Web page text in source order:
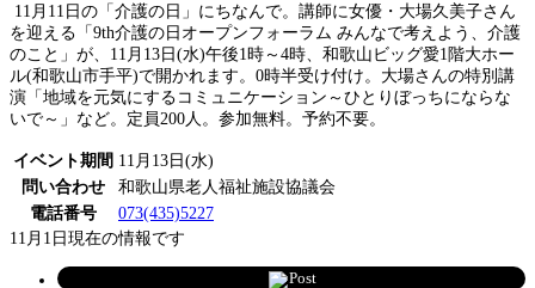
11月11日の「介護の日」にちなんで。講師に女優・大場久美子さん
を迎える「9th介護の日オープンフォーラム みんなで考えよう、介護
のこと」が、11月13日(水)午後1時～4時、和歌山ビッグ愛1階大ホー
ル(和歌山市手平)で開かれます。0時半受け付け。大場さんの特別講
演「地域を元気にするコミュニケーション～ひとりぼっちにならな
いで～」など。定員200人。参加無料。予約不要。
イベント期間 11月13日(水)
問い合わせ
和歌山県老人福祉施設協議会
電話番号
073(435)5227
11月1日現在の情報です
Post